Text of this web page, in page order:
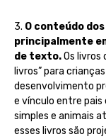
3. O conteúdo
principalmente
de texto.Os livros
livros” para
desenvolvimento
e vínculo entre pais
simples e animais
esses livros são